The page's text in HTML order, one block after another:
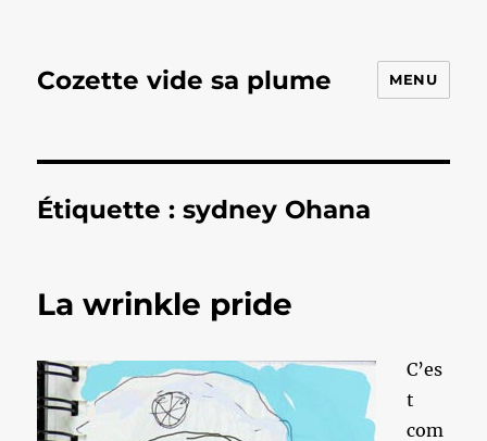
Cozette vide sa plume MENU
Étiquette :sydney Ohana
La wrinkle pride
C’es
t
com